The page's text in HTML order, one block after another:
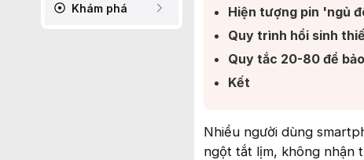
Khám phá
Hiện tượng pin 'ngủ
Quy trình hồi sinh
Quy tắc 20-80 để
Kết​
Nhiều người dùng
ngột tắt lịm, không nhận